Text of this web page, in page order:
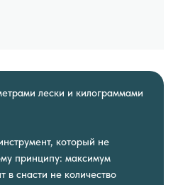
лески и килограммами
который не
принципу: максимум
в снасти не количество